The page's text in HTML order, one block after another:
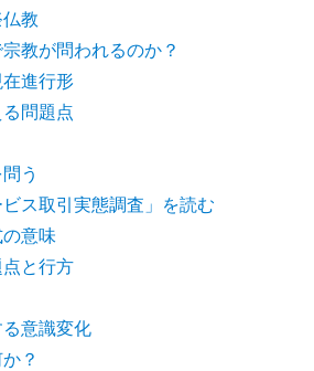
教
教が問われるのか？
進行形
問題点
う
ス取引実態調査」を読む
意味
と行方
意識変化
？